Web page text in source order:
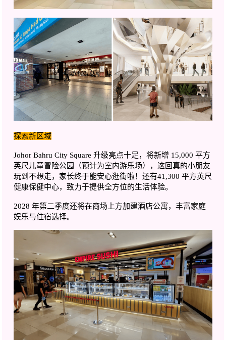
探索新区域
Johor Bahru City Square 升级亮点十足，将新增 15,000 平方
英尺儿童冒险公园（预计为室内游乐场），这回真的小朋友
玩到不想走，家长终于能安心逛街啦！还有41,300 平方英尺
健康保健中心，致力于提供全方位的生活体验。
2028 年第二季度还将在商场上方加建酒店公寓，丰富家庭
娱乐与住宿选择。